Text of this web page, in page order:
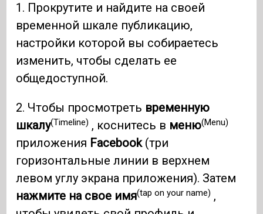
1. Прокрутите и найдите на своей
временной шкале публикацию,
настройки которой вы собираетесь
изменить, чтобы сделать ее
общедоступной.
2. Чтобы просмотреть временную
шкалу(Timeline) , коснитесь в меню(Menu)
приложения Facebook(три
горизонтальные линии в верхнем
левом углу экрана приложения). Затем
нажмите на свое имя(tap on your name) ,